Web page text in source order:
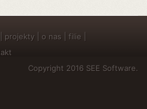
projekty o nas filie
Copyright 2016 SEE Software.